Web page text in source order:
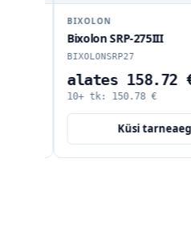
BIXOLON
Bixolon SRP-275III
BIXOLONSRP27
alates 158.72 €
10+ tk:150.78€
Küsi tarneaega